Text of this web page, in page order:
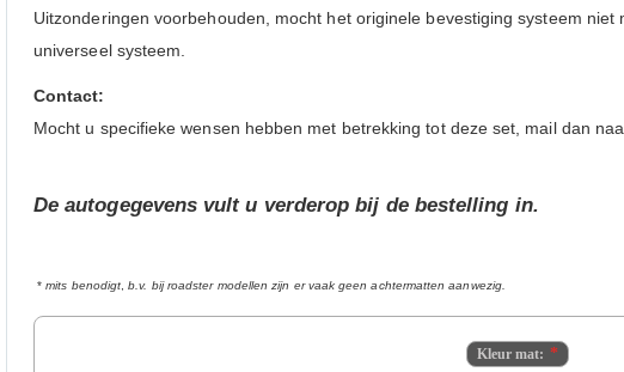
Uitzonderingen voorbehouden, mocht het originele bevestiging systeem
universeel systeem.
Contact:
Mocht u specifieke wensen hebben met betrekking tot deze set, mail dan
De autogegevens vult u verderop bij de bestelling in.
*mits benodigt ,b.v. bij roadster modellen zijn er vaak geen achtermatten aanwezig.
Kleur mat: